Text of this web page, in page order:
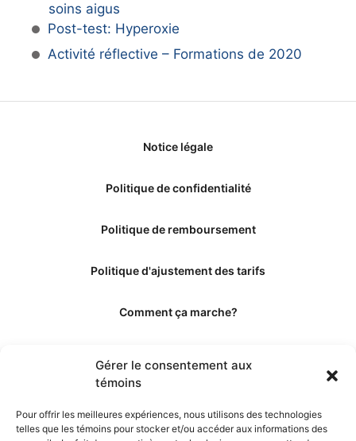
Gérer le consentement aux
témoins
Pour offrir les meilleures expériences, nous utilisons des technologies
telles que les témoins pour stocker et/ou accéder aux informations des
soins aigus
Post-test: Hyperoxie
Activité réflective – Formations de 2020
Notice légale
Politique de confidentialité
Politique de remboursement
Politique d'ajustement des tarifs
Comment ça marche?
Les éditeurs